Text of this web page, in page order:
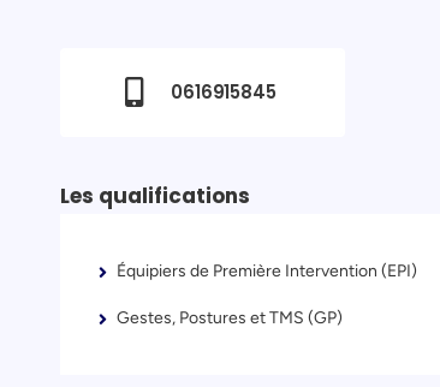
0616915845
Les qualifications
Équipiers de Première Intervention (EPI)
Gestes, Postures et TMS (GP)